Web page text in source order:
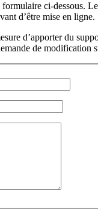
ci-dessous.
d’être mise en ligne.
d’apporter du
de modification